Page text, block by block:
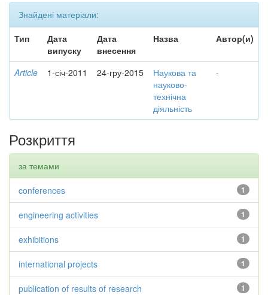
Знайдені матеріали:
Тип
Дата
випуску
Дата
внесення
Назва Автор(и)
Article 1-січ-2011 24-гру-2015
Наукова та
науково-
технічна
діяльність
-
Розкриття
за темами
1
conferences
1
engineering activities
1
exhibitions
1
international projects
1
publication of results of research